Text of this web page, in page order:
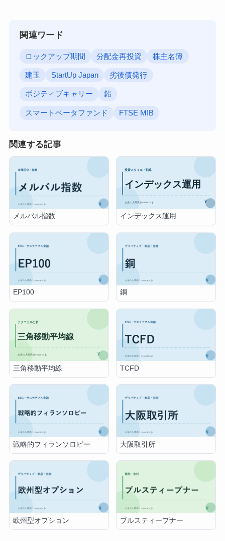
関連ワード
ロックアップ期間 分配金再投資 株主名簿
建玉 StartUp Japan 劣後債発行
ポジティブキャリー 鉛
スマートベータファンド FTSE MIB
関連する記事
メルバル指数 インデックス運用
EP100 銅
三角移動平均線 TCFD
戦略的フィランソロピー 大阪取引所
欧州型オプション ブルスティープナー